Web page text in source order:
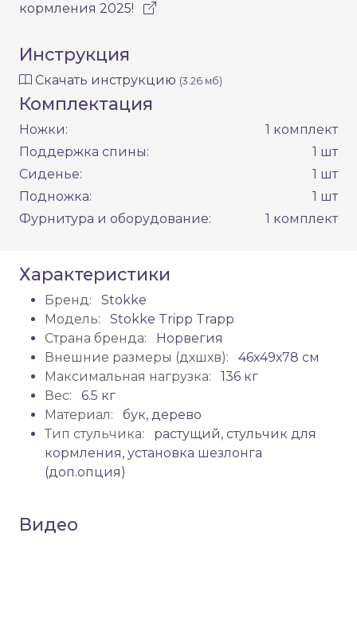
кормления 2025!
Инструкция
Скачать инструкцию (3.26 мб)
Комплектация
Ножки:
1 комплект
Поддержка спины:
1 шт
Сиденье:
1 шт
Подножка:
1 шт
Фурнитура и оборудование:
1 комплект
Характеристики
Бренд:
Stokke
Модель:
Stokke Tripp Trapp
Страна бренда:
Норвегия
Внешние размеры (дхшхв):
46х49х78 см
Максимальная нагрузка:
136 кг
Вес:
6.5 кг
Материал:
бук, дерево
Тип стульчика:
растущий, стульчик для
кормления, установка шезлонга
(доп.опция)
Видео